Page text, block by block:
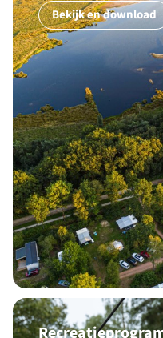
Bekijk en download